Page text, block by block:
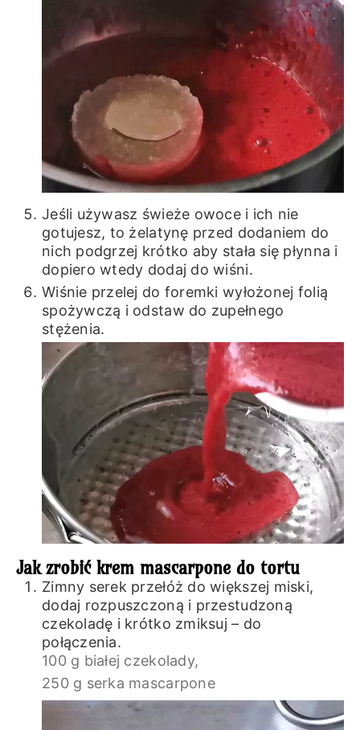
Jeśli używasz świeże owoce i ich nie
gotujesz, to żelatynę przed dodaniem do
nich podgrzej krótko aby stała się płynna i
dopiero wtedy dodaj do wiśni.
Wiśnie przelej do foremki wyłożonej folią
spożywczą i odstaw do zupełnego
stężenia.
Jak zrobić krem mascarpone do tortu
Zimny serek przełóż do większej miski,
dodaj rozpuszczoną i przestudzoną
czekoladę i krótko zmiksuj – do
połączenia.
100 g białej czekolady,
250 g serka mascarpone